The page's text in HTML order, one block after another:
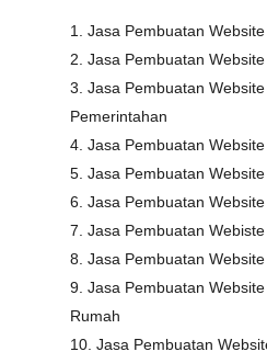
1. Jasa Pembuatan
2. Jasa Pembuatan
3. Jasa Pembuatan
Pemerintahan
4. Jasa Pembuatan
5. Jasa Pembuatan
6. Jasa Pembuatan
7. Jasa Pembuatan
8. Jasa Pembuatan
9. Jasa Pembuatan
Rumah
10. Jasa Pembuatan